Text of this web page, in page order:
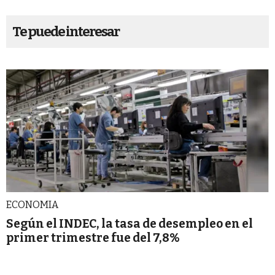
Te puede interesar
ECONOMIA
Según el INDEC, la tasa de desempleo en el
primer trimestre fue del 7,8%